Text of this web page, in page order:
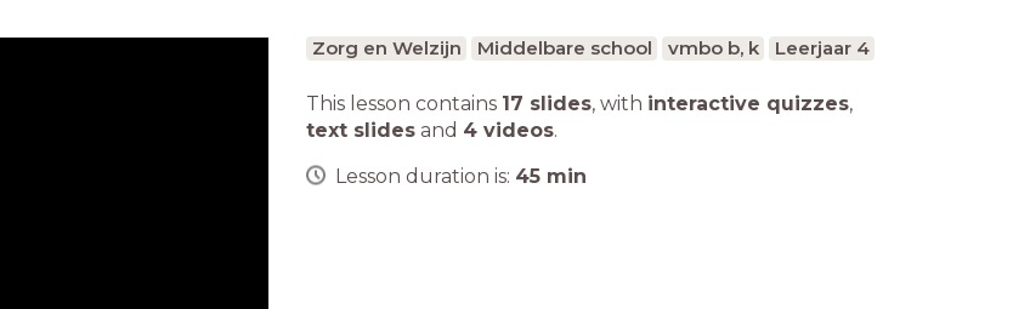
Zorg en Welzijn Middelbare school vmbo b, k Leerjaar 4
This lesson contains 17 slides, with interactive quizzes,
text slides and 4 videos.
Lesson duration is: 45 min